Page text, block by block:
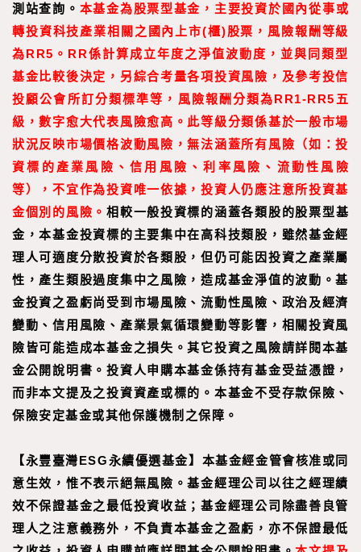
測站查詢。 本基金為股票型基金，主要投資於國內從事或
轉投資科技產業相關之國內上市(櫃)股票，風險報酬等級
為RR5。RR係計算成立年度之淨值波動度，並與同類型
基金比較後決定，另綜合考量各項投資風險，及參考投信
投顧公會所訂分類標準等，風險報酬分類為RR1-RR5五
級，數字愈大代表風險愈高。此等級分類係基於一般市場
狀況反映市場價格波動風險，無法涵蓋所有風險（如：投
資標的產業風險、信用風險、利率風險、流動性風險
等），不宜作為投資唯一依據，投資人仍應注意所投資基
金個別的風險。相較一般投資標的涵蓋各類股的股票型基
金，本基金投資標的主要集中在高科技類股，雖然基金經
理人可適度分散投資於各類股，但仍可能因投資之產業屬
性，產生類股過度集中之風險，造成基金淨值的波動。基
金投資之盈虧尚受到市場風險、流動性風險、政治及經濟
變動、信用風險、產業景氣循環變動等影響，相關投資風
險皆可能造成本基金之損失。其它投資之風險請詳閱本基
金公開說明書。投資人申購本基金係持有基金受益憑證，
而非本文提及之投資資產或標的。本基金不受存款保險、
保險安定基金或其他保護機制之保障。
【永豐臺灣ESG永續優選基金】本基金經金管會核准或同
意生效，惟不表示絕無風險。基金經理公司以往之經理績
效不保證基金之最低投資收益；基金經理公司除盡善良管
理人之注意義務外，不負責本基金之盈虧，亦不保證最低